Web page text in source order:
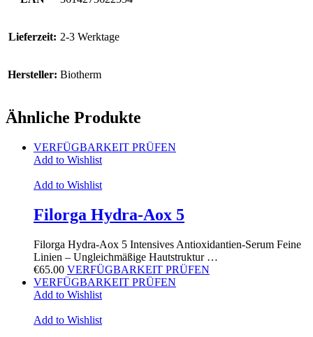
Lieferzeit: 2-3 Werktage
Hersteller: Biotherm
Ähnliche Produkte
VERFÜGBARKEIT PRÜFEN
Add to Wishlist
Add to Wishlist
Filorga Hydra-Aox 5
Filorga Hydra-Aox 5 Intensives Antioxidantien-Serum Feine
Linien – Ungleichmäßige Hautstruktur …
€65.00 VERFÜGBARKEIT PRÜFEN
VERFÜGBARKEIT PRÜFEN
Add to Wishlist
Add to Wishlist